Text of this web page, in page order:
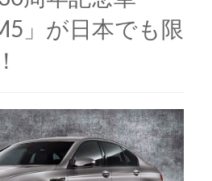
」が日本でも限